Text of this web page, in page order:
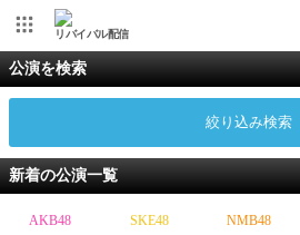
リバイバル配信
公演を検索
絞り込み検索
新着の公演一覧
AKB48 SKE48 NMB48